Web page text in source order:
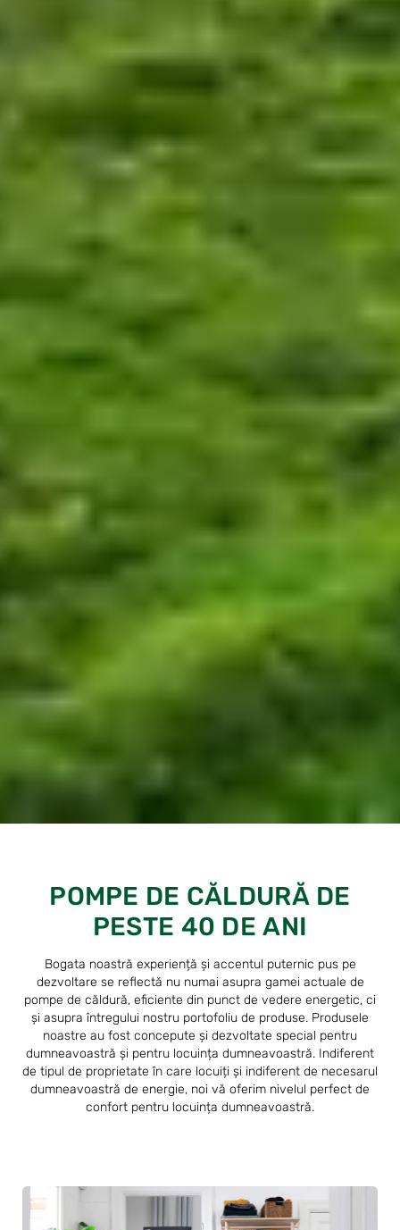
POMPE DE CĂLDURĂ DE
PESTE 40 DE ANI
Bogata noastră experiență și accentul puternic pus pe
dezvoltare se reflectă nu numai asupra gamei actuale de
pompe de căldură, eficiente din punct de vedere energetic, ci
și asupra întregului nostru portofoliu de produse. Produsele
noastre au fost concepute și dezvoltate special pentru
dumneavoastră și pentru locuința dumneavoastră. Indiferent
de tipul de proprietate în care locuiți și indiferent de necesarul
dumneavoastră de energie, noi vă oferim nivelul perfect de
confort pentru locuința dumneavoastră.